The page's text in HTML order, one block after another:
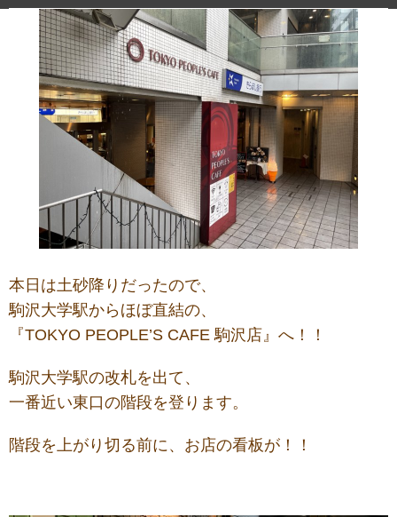
本日は土砂降りだったので、
駒沢大学駅からほぼ直結の、
『TOKYO PEOPLE’S CAFE 駒沢店』へ！！
駒沢大学駅の改札を出て、
一番近い東口の階段を登ります。
階段を上がり切る前に、お店の看板が！！